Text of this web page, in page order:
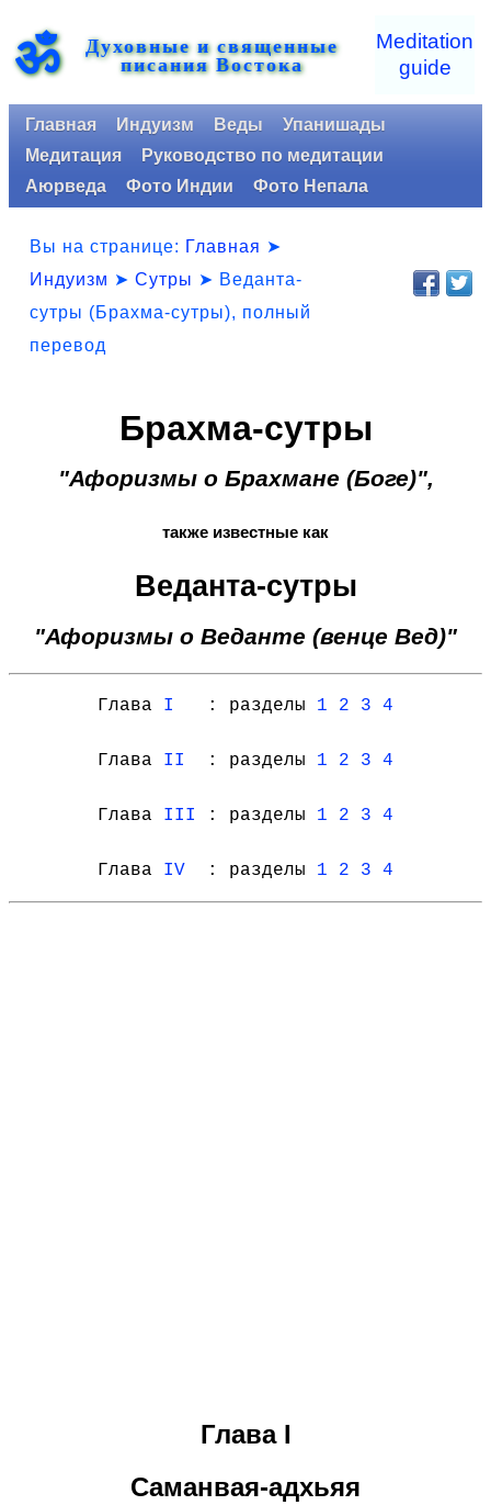
ॐ Духовные и священные
писания Востока
Meditation
guide
Главная Индуизм Веды
Упанишады
Медитация
Руководство по медитации
Аюрведа
Фото Индии Фото Непала
Вы на странице: Главная ➤
Индуизм ➤ Сутры ➤ Веданта-
сутры (Брахма-сутры), полный
перевод
Брахма-сутры
"Афоризмы о Брахмане (Боге)",
также известные как
Веданта-сутры
"Афоризмы о Веданте (венце Вед)"
Глава I : разделы 1 2 3 4
Глава II : разделы 1 2 3 4
Глава III : разделы 1 2 3 4
Глава IV : разделы 1 2 3 4
Глава I
Саманвая-адхьяя